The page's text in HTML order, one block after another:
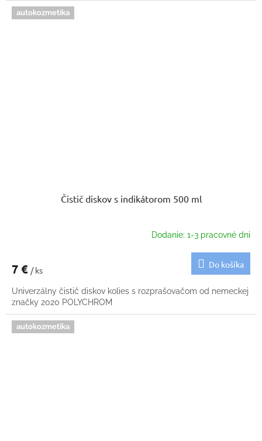
autokozmetika
Čistič diskov s indikátorom 500 ml
Dodanie: 1-3 pracovné dni
7 € / ks
Do košíka
Univerzálny čistič diskov kolies s rozprašovačom od nemeckej
značky 2020 POLYCHROM
autokozmetika